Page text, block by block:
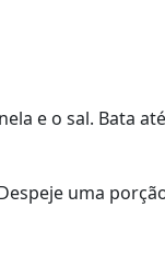
e o sal. Bata
uma